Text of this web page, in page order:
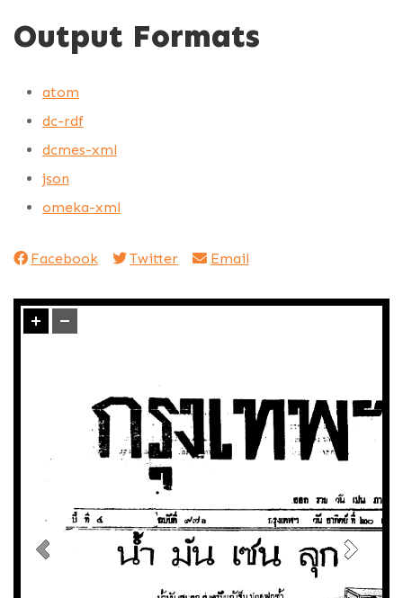
Output Formats
atom
dc-rdf
dcmes-xml
json
omeka-xml
Facebook Twitter Email